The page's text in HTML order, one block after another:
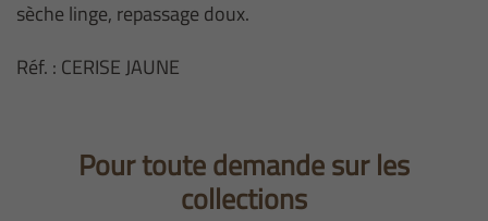
sèche linge, repassage doux.
Réf. : CERISE JAUNE
Pour toute demande sur les
collections